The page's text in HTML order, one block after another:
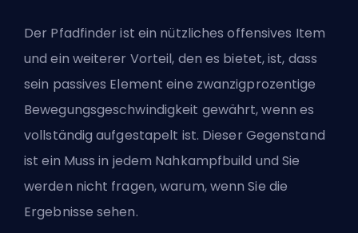
Der Pfadfinder ist ein nützliches offensives Item
und ein weiterer Vorteil, den es bietet, ist, dass
sein passives Element eine zwanzigprozentige
Bewegungsgeschwindigkeit gewährt, wenn es
vollständig aufgestapelt ist. Dieser Gegenstand
ist ein Muss in jedem Nahkampfbuild und Sie
werden nicht fragen, warum, wenn Sie die
Ergebnisse sehen.